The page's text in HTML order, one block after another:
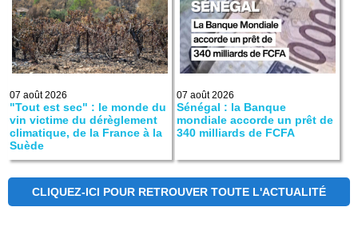
07 août 2026
"Tout est sec" : le monde du
vin victime du dérèglement
climatique, de la France à la
Suède
07 août 2026
Sénégal : la Banque
mondiale accorde un prêt de
340 milliards de FCFA
CLIQUEZ-ICI POUR RETROUVER TOUTE L'ACTUALITÉ